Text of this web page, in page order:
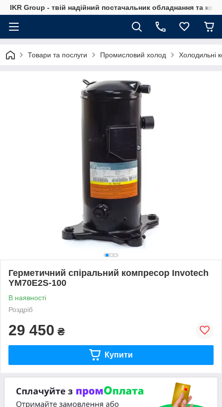
IKR Group - твій надійний постачальник обладнання та
Товари та послуги Промисловий холод Холодильні
Герметичний спіральний компресор Invotech
YM70E2S-100
В наявності
Роздріб
29 450 ₴
Купити